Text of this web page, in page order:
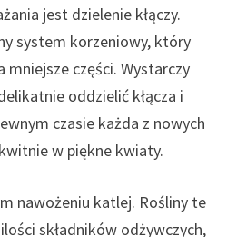
jest dzielenie kłączy.
system korzeniowy, który
mniejsze części. Wystarczy
oddzielić kłącza i
czasie każda z nowych
w piękne kwiaty.
nawożeniu katlej. Rośliny te
składników odżywczych,